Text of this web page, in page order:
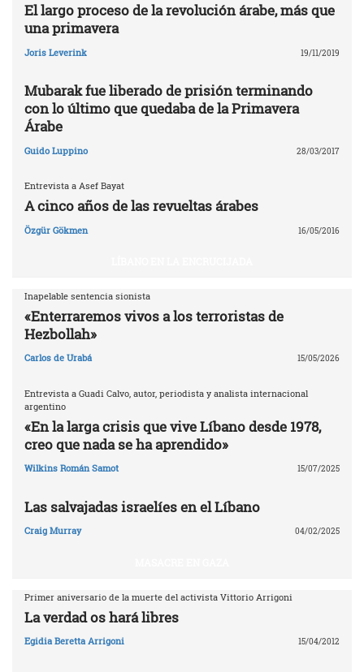
El largo proceso de la revolución árabe, más que
una primavera
Joris Leverink 19/11/2019
Mubarak fue liberado de prisión terminando
con lo último que quedaba de la Primavera
Árabe
Guido Luppino 28/03/2017
Entrevista a Asef Bayat
A cinco años de las revueltas árabes
Özgür Gökmen 16/05/2016
Inapelable sentencia sionista
«Enterraremos vivos a los terroristas de
Hezbollah»
Carlos de Urabá 15/05/2026
Entrevista a Guadi Calvo, autor, periodista y analista internacional
argentino
«En la larga crisis que vive Líbano desde 1978,
creo que nada se ha aprendido»
Wilkins Román Samot 15/07/2025
Las salvajadas israelíes en el Líbano
Craig Murray 04/02/2025
Primer aniversario de la muerte del activista Vittorio Arrigoni
La verdad os hará libres
Egidia Beretta Arrigoni 15/04/2012